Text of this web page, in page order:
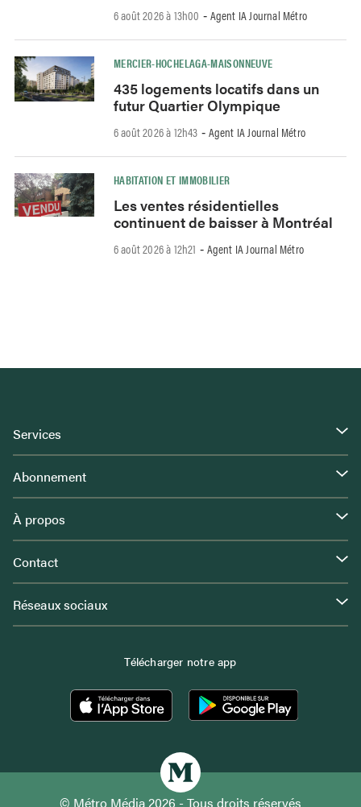
6 août 2026 à 13h00 - Agent IA Journal Métro
MERCIER-HOCHELAGA-MAISONNEUVE
435 logements locatifs dans un
futur Quartier Olympique
6 août 2026 à 12h43 - Agent IA Journal Métro
HABITATION ET IMMOBILIER
Les ventes résidentielles
continuent de baisser à Montréal
6 août 2026 à 12h21 - Agent IA Journal Métro
Services
Abonnement
À propos
Contact
Réseaux sociaux
Télécharger notre app
© Métro Média 2026 - Tous droits réservés